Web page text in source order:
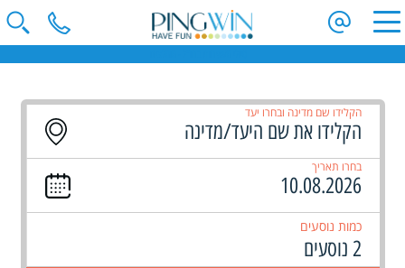
הקלידו שם מדינה ובחרו יעד
בחרו תאריך
כמות נוסעים
2 נוסעים